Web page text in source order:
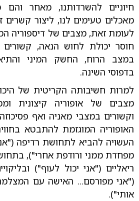
חיוניים להשרדותנו, מאחר והם
מאכלים טעימים לנו, ליצור קשרים
לעומת זאת, מצבים של דיספוריה
חוסר יכולת לחוש הנאה,
במצב הרוח, החשק המיני
בדפוסי השינה.
למרות חשיבותה הקריטית של
מצבים של אופוריה קיצונית
וקשורים במצבי מאניה ואף
האופוריה המוגזמת להתבטא
העשויה להביא לתחושת רדיפה
מפחדת ממני ורודפת אחרי"),
ריאליים ("אני יכול לעוף")
("אני מפורסם... האישה עם
אותי").